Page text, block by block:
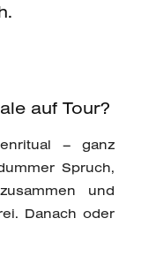
auf Tour?
– ganz
Spruch,
und
Danach oder